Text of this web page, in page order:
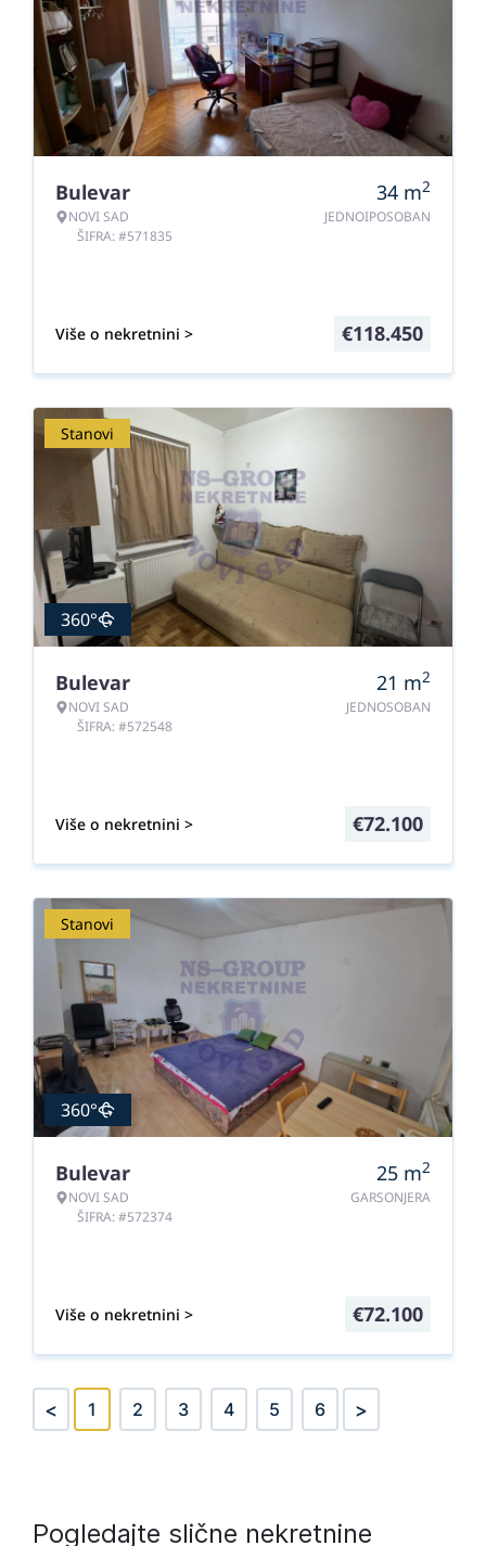
Bulevar
NOVI SAD
ŠIFRA: #571835
34 m2
JEDNOIPOSOBAN
Više o nekretnini > €118.450
Stanovi
360°
Bulevar
NOVI SAD
ŠIFRA: #572548
21 m2
JEDNOSOBAN
Više o nekretnini > €72.100
Stanovi
360°
Bulevar
NOVI SAD
ŠIFRA: #572374
25 m2
GARSONJERA
Više o nekretnini > €72.100
< 1 2 3 4 5 6 >
Pogledajte slične nekretnine